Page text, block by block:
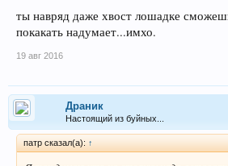
ты навряд даже хвост лошадке
покакать надумает...имхо.
19 авг 2016
Драник
Настоящий из буйных...
патр сказал(а): ↑